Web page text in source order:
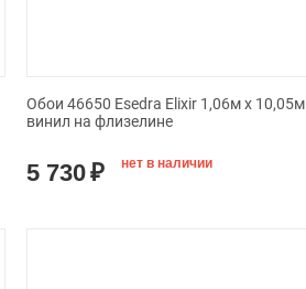
Обои 46650 Esedra Elixir 1,06м х 10,05м
винил на флизелине
5 730₽ нет в наличии